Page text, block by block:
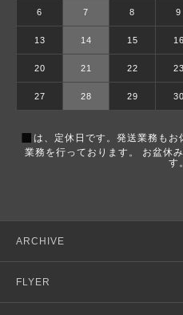
6 7 8 9
13 14 15 16
20 21 22 23
27 28 29 30
■ は、定休日です。発送業務も
業務を行っております。 お盆休
す。
ARCHIVE
FLYER